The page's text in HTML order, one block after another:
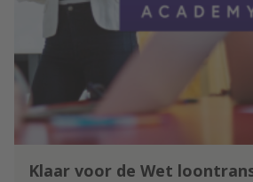
Klaar voor de Wet